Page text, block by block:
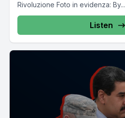
Rivoluzione Foto in evidenza: By...
Listen